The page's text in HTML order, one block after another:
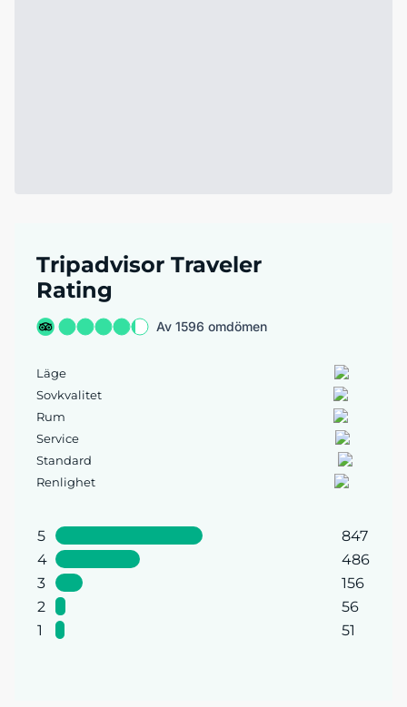
Tripadvisor Traveler
Rating
Av 1596 omdömen
Läge
Sovkvalitet
Rum
Service
Standard
Renlighet
5
847
4
486
3
156
2
56
1
51